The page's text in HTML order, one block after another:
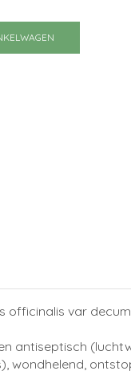
officinalis var
antiseptisch
wondhelend,